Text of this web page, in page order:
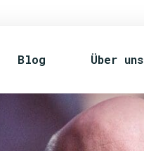
Blog Über uns